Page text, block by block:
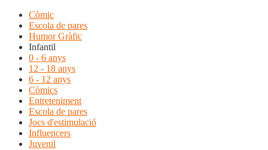
Còmic
Escola de pares
Humor Gràfic
Infantil
0 - 6 anys
12 - 18 anys
6 - 12 anys
Còmics
Entreteniment
Escola de pares
Jocs d'estimulació
Influencers
Juvenil